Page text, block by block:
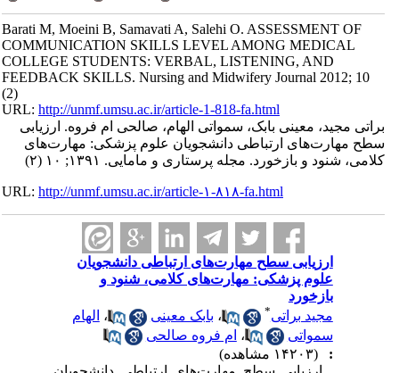
Barati M, Moeini B, Samavati A, Salehi O. ASSESSMENT OF
COMMUNICATION SKILLS LEVEL AMONG MEDICAL
COLLEGE STUDENTS: VERBAL, LISTENING, AND
FEEDBACK SKILLS. Nursing and Midwifery Journal 2012; 10
(2)
URL:http://unmf.umsu.ac.ir/article-1-818-fa.html
براتی مجید، معینی بابک، سمواتی الهام، صالحی ام فروه. ارزیابی
سطح مهارت‌های ارتباطی دانشجویان علوم پزشکی: مهارت‌های
کلامی، شنود و بازخورد. مجله پرستاری و مامایی. ۱۳۹۱; ۱۰ (۲)
URL:http://unmf.umsu.ac.ir/article-۱-۸۱۸-fa.html
ارزیابی سطح مهارت‌های ارتباطی دانشجویان
علوم پزشکی: مهارت‌های کلامی، شنود و
بازخورد
مجید براتی
،بابک معینی ،الهام
سمواتی
،ام فروه صالحی